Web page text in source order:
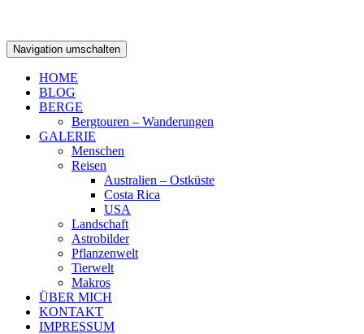
Navigation umschalten
HOME
BLOG
BERGE
Bergtouren – Wanderungen
GALERIE
Menschen
Reisen
Australien – Ostküste
Costa Rica
USA
Landschaft
Astrobilder
Pflanzenwelt
Tierwelt
Makros
ÜBER MICH
KONTAKT
IMPRESSUM